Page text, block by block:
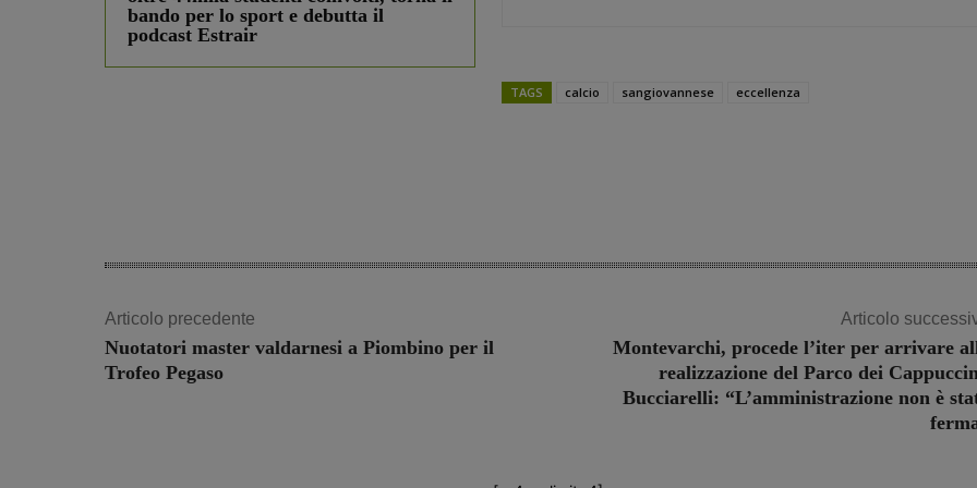
bando per lo sport e debutta il
podcast Estrair
TAGS calcio sangiovannese eccellenza
Articolo precedente
Nuotatori master valdarnesi a Piombino per il
Trofeo Pegaso
Articolo
Montevarchi, procede l’iter per arrivare
realizzazione del Parco dei
Bucciarelli: “L’amministrazione non è